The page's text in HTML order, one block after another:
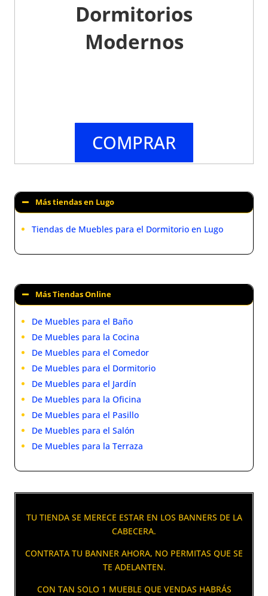
Dormitorios
Modernos
COMPRAR
Más tiendas en Lugo
Tiendas de Muebles para el Dormitorio en Lugo
Más Tiendas Online
De Muebles para el Baño
De Muebles para la Cocina
De Muebles para el Comedor
De Muebles para el Dormitorio
De Muebles para el Jardín
De Muebles para la Oficina
De Muebles para el Pasillo
De Muebles para el Salón
De Muebles para la Terraza
TU TIENDA SE MERECE ESTAR EN LOS BANNERS DE LA
CABECERA.
CONTRATA TU BANNER AHORA, NO PERMITAS QUE SE
TE ADELANTEN.
CON TAN SOLO 1 MUEBLE QUE VENDAS HABRÁS